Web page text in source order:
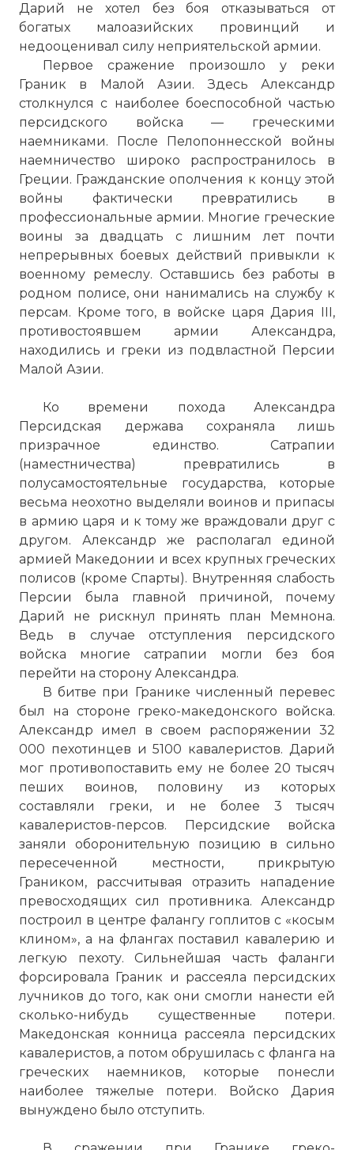
Дарий не хотел без боя отказываться от
богатых малоазийских провинций и
недооценивал силу неприятельской армии.
Первое сражение произошло у реки
Граник в Малой Азии. Здесь Александр
столкнулся с наиболее боеспособной частью
персидского войска — греческими
наемниками. После Пелопоннесской войны
наемничество широко распространилось в
Греции. Гражданские ополчения к концу этой
войны фактически превратились в
профессиональные армии. Многие греческие
воины за двадцать с лишним лет почти
непрерывных боевых действий привыкли к
военному ремеслу. Оставшись без работы в
родном полисе, они нанимались на службу к
персам. Кроме того, в войске царя Дария III,
противостоявшем армии Александра,
находились и греки из подвластной Персии
Малой Азии.
Ко времени похода Александра
Персидская держава сохраняла лишь
призрачное единство. Сатрапии
(наместничества) превратились в
полусамостоятельные государства, которые
весьма неохотно выделяли воинов и припасы
в армию царя и к тому же враждовали друг с
другом. Александр же располагал единой
армией Македонии и всех крупных греческих
полисов (кроме Спарты). Внутренняя слабость
Персии была главной причиной, почему
Дарий не рискнул принять план Мемнона.
Ведь в случае отступления персидского
войска многие сатрапии могли без боя
перейти на сторону Александра.
В битве при Гранике численный перевес
был на стороне греко-македонского войска.
Александр имел в своем распоряжении 32
000 пехотинцев и 5100 кавалеристов. Дарий
мог противопоставить ему не более 20 тысяч
пеших воинов, половину из которых
составляли греки, и не более 3 тысяч
кавалеристов-персов. Персидские войска
заняли оборонительную позицию в сильно
пересеченной местности, прикрытую
Граником, рассчитывая отразить нападение
превосходящих сил противника. Александр
построил в центре фалангу гоплитов с «косым
клином», а на флангах поставил кавалерию и
легкую пехоту. Сильнейшая часть фаланги
форсировала Граник и рассеяла персидских
лучников до того, как они смогли нанести ей
сколько-нибудь существенные потери.
Македонская конница рассеяла персидских
кавалеристов, а потом обрушилась с фланга на
греческих наемников, которые понесли
наиболее тяжелые потери. Войско Дария
вынуждено было отступить.